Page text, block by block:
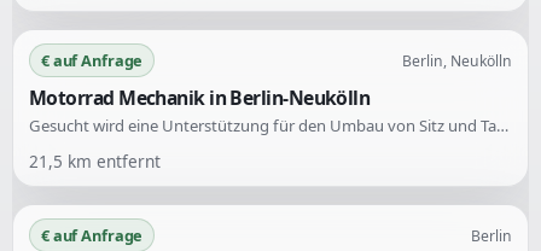
€ auf Anfrage Berlin, Neukölln
Motorrad Mechanik in Berlin-Neukölln
Gesucht wird eine Unterstützung für den Umbau von Sitz und Tank an einer Suzuki GN 250. Der aktuelle und der gewünschte Zustand sind durch ein Foto dokumentiert.
21,5 km entfernt
€ auf Anfrage Berlin